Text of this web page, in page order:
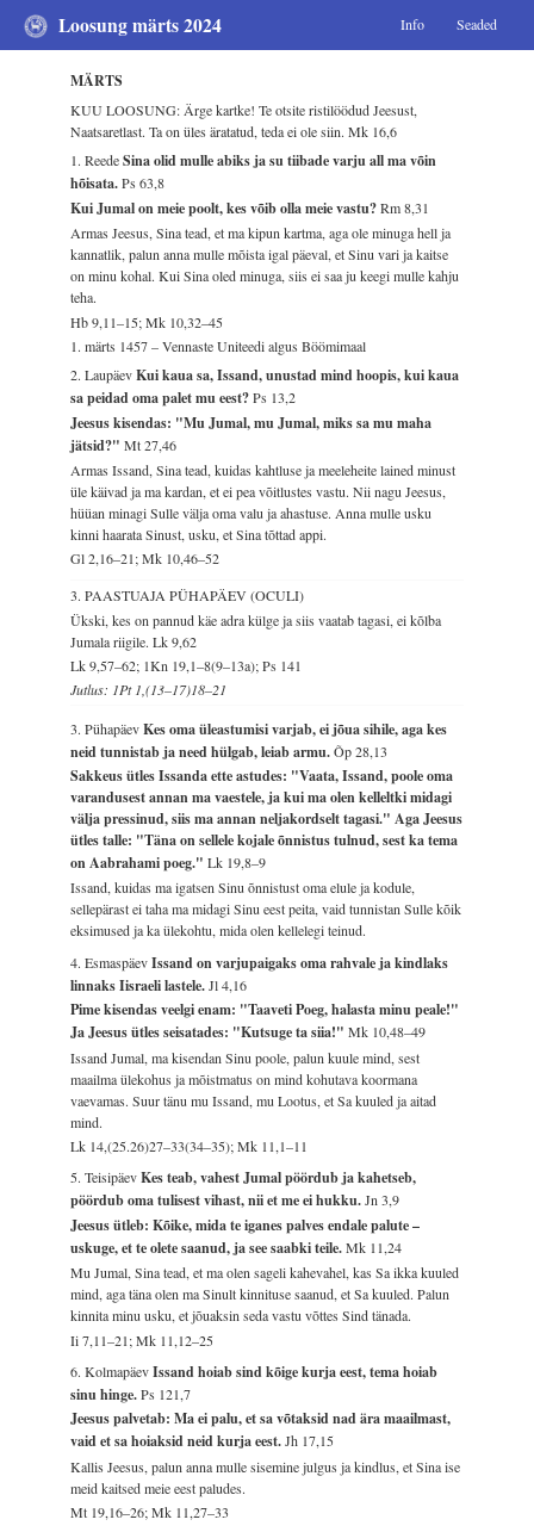
Loosung märts 2024 Info Seaded
MÄRTS
KUU LOOSUNG: Ärge kartke! Te otsite ristilöödud Jeesust,
Naatsaretlast. Ta on üles äratatud, teda ei ole siin.Mk 16,6
1. ReedeSina olid mulle abiks ja su tiibade varju all ma võin
hõisata.Ps 63,8
Kui Jumal on meie poolt, kes võib olla meie vastu?Rm 8,31
Armas Jeesus, Sina tead, et ma kipun kartma, aga ole minuga hell ja
kannatlik, palun anna mulle mõista igal päeval, et Sinu vari ja kaitse
on minu kohal. Kui Sina oled minuga, siis ei saa ju keegi mulle kahju
teha.
Hb 9,11–15; Mk 10,32–45
1. märts 1457 – Vennaste Uniteedi algus Böömimaal
2. LaupäevKui kaua sa, Issand, unustad mind hoopis, kui kaua
sa peidad oma palet mu eest?Ps 13,2
Jeesus kisendas: "Mu Jumal, mu Jumal, miks sa mu maha
jätsid?"Mt 27,46
Armas Issand, Sina tead, kuidas kahtluse ja meeleheite lained minust
üle käivad ja ma kardan, et ei pea võitlustes vastu. Nii nagu Jeesus,
hüüan minagi Sulle välja oma valu ja ahastuse. Anna mulle usku
kinni haarata Sinust, usku, et Sina tõttad appi.
Gl 2,16–21; Mk 10,46–52
3. PAASTUAJA PÜHAPÄEV (OCULI)
Ükski, kes on pannud käe adra külge ja siis vaatab tagasi, ei kõlba
Jumala riigile.Lk 9,62
Lk 9,57–62; 1Kn 19,1–8(9–13a); Ps 141
Jutlus: 1Pt 1,(13–17)18–21
3. PühapäevKes oma üleastumisi varjab, ei jõua sihile, aga kes
neid tunnistab ja need hülgab, leiab armu.Õp 28,13
Sakkeus ütles Issanda ette astudes: "Vaata, Issand, poole oma
varandusest annan ma vaestele, ja kui ma olen kelleltki midagi
välja pressinud, siis ma annan neljakordselt tagasi." Aga Jeesus
ütles talle: "Täna on sellele kojale õnnistus tulnud, sest ka tema
on Aabrahami poeg."Lk 19,8–9
Issand, kuidas ma igatsen Sinu õnnistust oma elule ja kodule,
sellepärast ei taha ma midagi Sinu eest peita, vaid tunnistan Sulle kõik
eksimused ja ka ülekohtu, mida olen kellelegi teinud.
4. EsmaspäevIssand on varjupaigaks oma rahvale ja kindlaks
linnaks Iisraeli lastele.Jl 4,16
Pime kisendas veelgi enam: "Taaveti Poeg, halasta minu peale!"
Ja Jeesus ütles seisatades: "Kutsuge ta siia!"Mk 10,48–49
Issand Jumal, ma kisendan Sinu poole, palun kuule mind, sest
maailma ülekohus ja mõistmatus on mind kohutava koormana
vaevamas. Suur tänu mu Issand, mu Lootus, et Sa kuuled ja aitad
mind.
Lk 14,(25.26)27–33(34–35); Mk 11,1–11
5. TeisipäevKes teab, vahest Jumal pöördub ja kahetseb,
pöördub oma tulisest vihast, nii et me ei hukku.Jn 3,9
Jeesus ütleb: Kõike, mida te iganes palves endale palute –
uskuge, et te olete saanud, ja see saabki teile.Mk 11,24
Mu Jumal, Sina tead, et ma olen sageli kahevahel, kas Sa ikka kuuled
mind, aga täna olen ma Sinult kinnituse saanud, et Sa kuuled. Palun
kinnita minu usku, et jõuaksin seda vastu võttes Sind tänada.
Ii 7,11–21; Mk 11,12–25
6. KolmapäevIssand hoiab sind kõige kurja eest, tema hoiab
sinu hinge.Ps 121,7
Jeesus palvetab: Ma ei palu, et sa võtaksid nad ära maailmast,
vaid et sa hoiaksid neid kurja eest.Jh 17,15
Kallis Jeesus, palun anna mulle sisemine julgus ja kindlus, et Sina ise
meid kaitsed meie eest paludes.
Mt 19,16–26; Mk 11,27–33